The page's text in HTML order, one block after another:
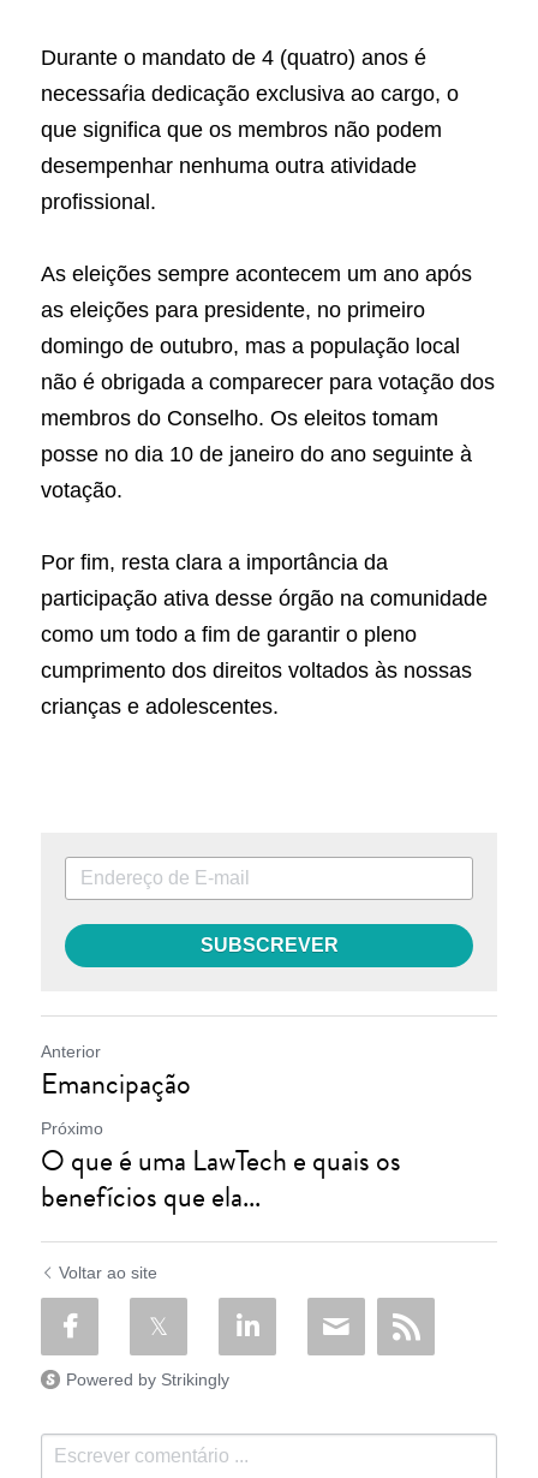
Durante o mandato de 4 (quatro) anos é
necessaŕia dedicação exclusiva ao cargo, o
que significa que os membros não podem
desempenhar nenhuma outra atividade
profissional.
As eleições sempre acontecem um ano após
as eleições para presidente, no primeiro
domingo de outubro, mas a população local
não é obrigada a comparecer para votação dos
membros do Conselho. Os eleitos tomam
posse no dia 10 de janeiro do ano seguinte à
votação.
Por fim, resta clara a importância da
participação ativa desse órgão na comunidade
como um todo a fim de garantir o pleno
cumprimento dos direitos voltados às nossas
crianças e adolescentes.
SUBSCREVER
Anterior
Emancipação
Próximo
O que é uma LawTech e quais os
benefícios que ela...
Voltar ao site
Powered by Strikingly